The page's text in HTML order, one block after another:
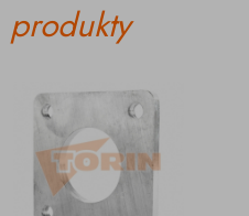
produkty